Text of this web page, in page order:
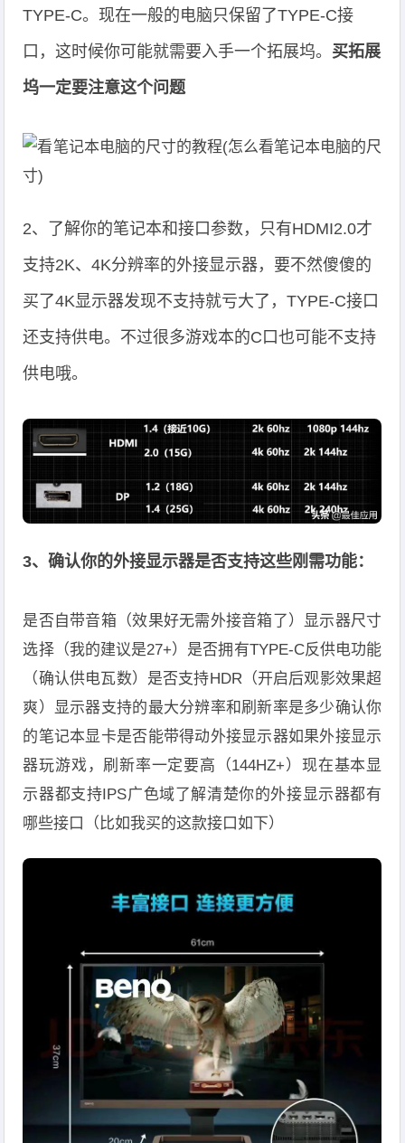
TYPE-C。现在一般的电脑只保留了TYPE-C接
口，这时候你可能就需要入手一个拓展坞。 买拓展
坞一定要注意这个问题
2、了解你的笔记本和接口参数，只有HDMI2.0才
支持2K、4K分辨率的外接显示器，要不然傻傻的
买了4K显示器发现不支持就亏大了，TYPE-C接口
还支持供电。不过很多游戏本的C口也可能不支持
供电哦。
3、确认你的外接显示器是否支持这些刚需功能：
是否自带音箱（效果好无需外接音箱了）显示器尺寸
选择（我的建议是27+）是否拥有TYPE-C反供电功能
（确认供电瓦数）是否支持HDR（开启后观影效果超
爽）显示器支持的最大分辨率和刷新率是多少确认你
的笔记本显卡是否能带得动外接显示器如果外接显示
器玩游戏，刷新率一定要高（144HZ+）现在基本显
示器都支持IPS广色域了解清楚你的外接显示器都有
哪些接口（比如我买的这款接口如下）